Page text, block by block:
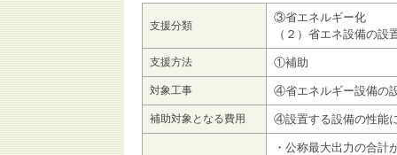
支援分類
③省エネルギー化
（２）省エネ設備の設
支援方法 ①補助
対象工事 ④省エネルギー設備の
補助対象となる費用 ④設置する設備の性能
・公称最大出力の合計